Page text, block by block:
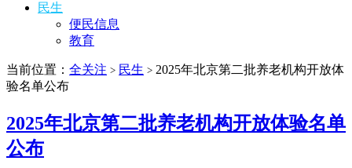
民生
便民信息
教育
当前位置： 全关注 > 民生 > 2025年北京第二批养老机构开放体
验名单公布
2025年北京第二批养老机构开放体验名单
公布